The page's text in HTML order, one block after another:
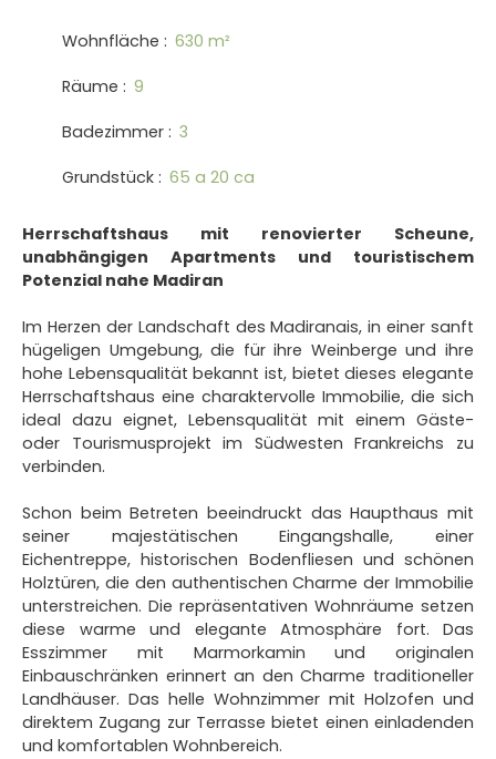
Wohnfläche : 630 m²
Räume : 9
Badezimmer : 3
Grundstück : 65 a 20 ca
Herrschaftshaus mit renovierter Scheune,
unabhängigen Apartments und touristischem
Potenzial nahe Madiran
Im Herzen der Landschaft des Madiranais, in einer sanft
hügeligen Umgebung, die für ihre Weinberge und ihre
hohe Lebensqualität bekannt ist, bietet dieses elegante
Herrschaftshaus eine charaktervolle Immobilie, die sich
ideal dazu eignet, Lebensqualität mit einem Gäste-
oder Tourismusprojekt im Südwesten Frankreichs zu
verbinden.
Schon beim Betreten beeindruckt das Haupthaus mit
seiner majestätischen Eingangshalle, einer
Eichentreppe, historischen Bodenfliesen und schönen
Holztüren, die den authentischen Charme der Immobilie
unterstreichen. Die repräsentativen Wohnräume setzen
diese warme und elegante Atmosphäre fort. Das
Esszimmer mit Marmorkamin und originalen
Einbauschränken erinnert an den Charme traditioneller
Landhäuser. Das helle Wohnzimmer mit Holzofen und
direktem Zugang zur Terrasse bietet einen einladenden
und komfortablen Wohnbereich.